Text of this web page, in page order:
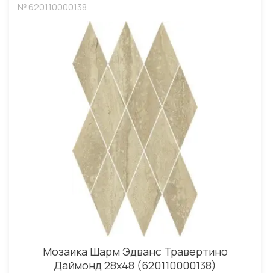
№ 620110000138
Мозаика Шарм Эдванс Травертино
Даймонд 28x48 (620110000138)